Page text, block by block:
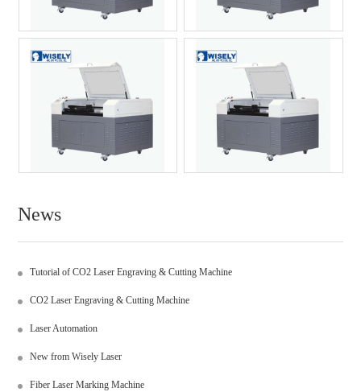
News
Tutorial of CO2 Laser Engraving & Cutting Machine
CO2 Laser Engraving & Cutting Machine
Laser Automation
New from Wisely Laser
Fiber Laser Marking Machine